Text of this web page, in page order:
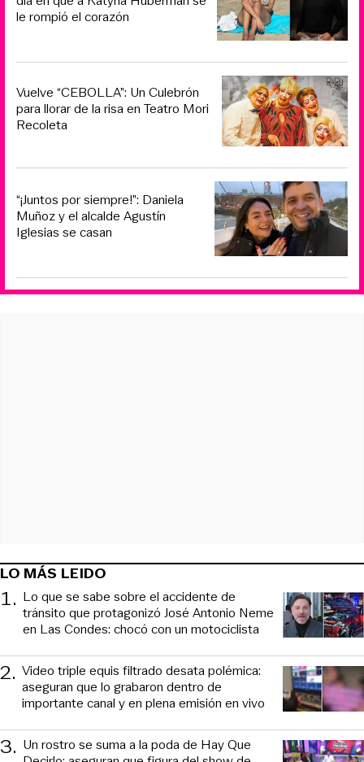
le rompió el corazón
Vuelve “CEBOLLA”: Un Culebrón
para llorar de la risa en Teatro Mori
Recoleta
“¡Juntos por siempre!”: Daniela
Muñoz y el alcalde Agustín
Iglesias se casan
LO MÁS LEIDO
1. Lo que se sabe sobre el accidente de
tránsito que protagonizó José Antonio Neme
en Las Condes: chocó con un motociclista
2. Video triple equis filtrado desata polémica:
aseguran que lo grabaron dentro de
importante canal y en plena emisión en vivo
3. Un rostro se suma a la poda de Hay Que